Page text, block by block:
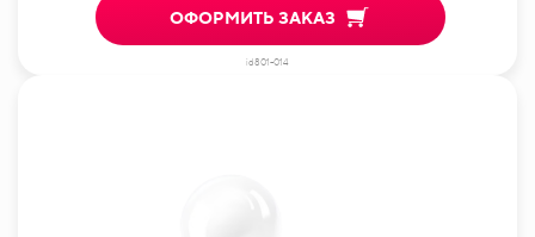
ОФОРМИТЬ ЗАКАЗ
id801-014